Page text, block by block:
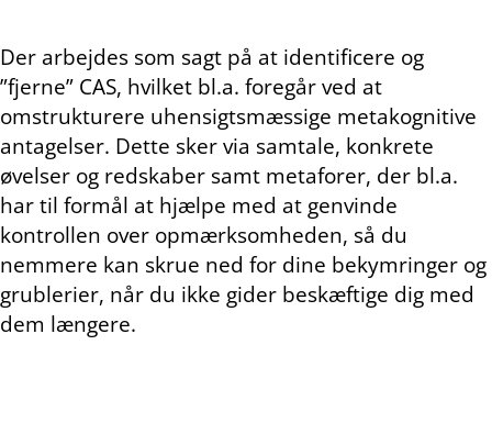
Der arbejdes som sagt på at identificere og
”fjerne” CAS, hvilket bl.a. foregår ved at
omstrukturere uhensigtsmæssige metakognitive
antagelser. Dette sker via samtale, konkrete
øvelser og redskaber samt metaforer, der bl.a.
har til formål at hjælpe med at genvinde
kontrollen over opmærksomheden, så du
nemmere kan skrue ned for dine bekymringer og
grublerier, når du ikke gider beskæftige dig med
dem længere.